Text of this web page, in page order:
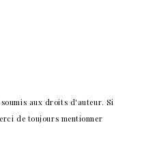
soumis aux droits d'auteur. Si
de toujours mentionner